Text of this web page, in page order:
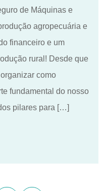
de Máquinas e
agropecuária e
financeiro e um
rural! Desde que
como
fundamental do nosso
pilares para […]